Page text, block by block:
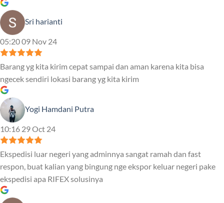
Sri harianti
05:20 09 Nov 24
Barang yg kita kirim cepat sampai dan aman karena kita bisa
ngecek sendiri lokasi barang yg kita kirim
Yogi Hamdani Putra
10:16 29 Oct 24
Ekspedisi luar negeri yang adminnya sangat ramah dan fast
respon, buat kalian yang bingung nge ekspor keluar negeri pake
ekspedisi apa RIFEX solusinya